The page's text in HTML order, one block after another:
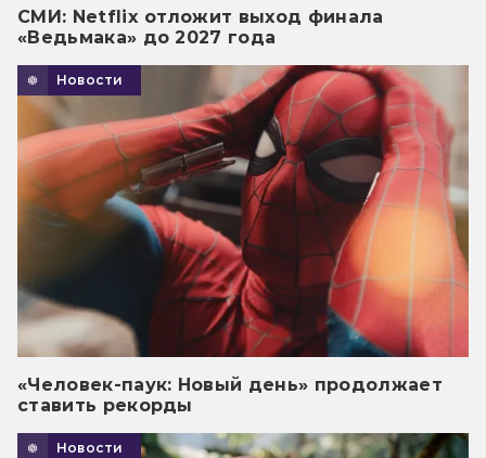
СМИ: Netflix отложит выход финала
«Ведьмака» до 2027 года
Новости
«Человек-паук: Новый день» продолжает
ставить рекорды
Новости